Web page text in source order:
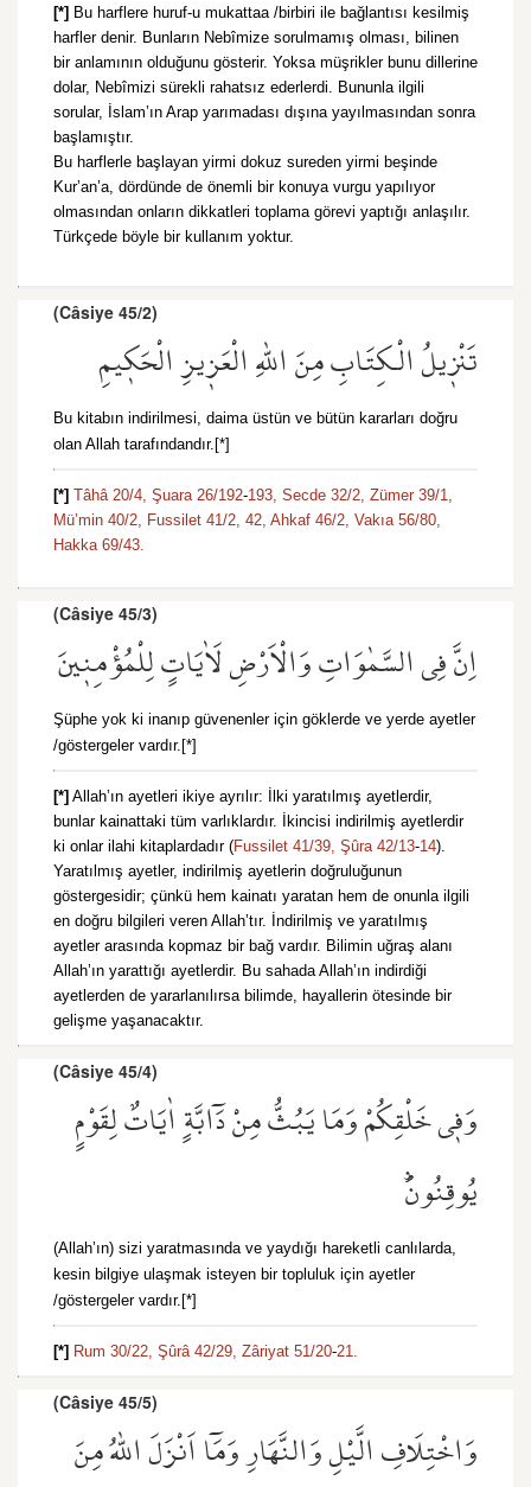
[*] Bu harflere huruf-u mukattaa /birbiri ile bağlantısı kesilmiş
harfler denir. Bunların Nebîmize sorulmamış olması, bilinen
bir anlamının olduğunu gösterir. Yoksa müşrikler bunu dillerine
dolar, Nebîmizi sürekli rahatsız ederlerdi. Bununla ilgili
sorular, İslam’ın Arap yarımadası dışına yayılmasından sonra
başlamıştır.
Bu harflerle başlayan yirmi dokuz sureden yirmi beşinde
Kur’an’a, dördünde de önemli bir konuya vurgu yapılıyor
olmasından onların dikkatleri toplama görevi yaptığı anlaşılır.
Türkçede böyle bir kullanım yoktur.
(Câsiye 45/2)
تَنْز۪يلُ الْكِتَابِ مِنَ اللّٰهِ الْعَز۪يزِ الْحَك۪يمِ
Bu kitabın indirilmesi, daima üstün ve bütün kararları doğru
olan Allah tarafındandır.[*]
[*] Tâhâ 20/4, Şuara 26/192-193, Secde 32/2, Zümer 39/1,
Mü’min 40/2, Fussilet 41/2, 42, Ahkaf 46/2, Vakıa 56/80,
Hakka 69/43.
(Câsiye 45/3)
اِنَّ فِي السَّمٰوَاتِ وَالْاَرْضِ لَاٰيَاتٍ لِلْمُؤْمِن۪ينَ
Şüphe yok ki inanıp güvenenler için göklerde ve yerde ayetler
/göstergeler vardır.[*]
[*] Allah’ın ayetleri ikiye ayrılır: İlki yaratılmış ayetlerdir,
bunlar kainattaki tüm varlıklardır. İkincisi indirilmiş ayetlerdir
ki onlar ilahi kitaplardadır (Fussilet 41/39, Şûra 42/13-14).
Yaratılmış ayetler, indirilmiş ayetlerin doğruluğunun
göstergesidir; çünkü hem kainatı yaratan hem de onunla ilgili
en doğru bilgileri veren Allah’tır. İndirilmiş ve yaratılmış
ayetler arasında kopmaz bir bağ vardır. Bilimin uğraş alanı
Allah’ın yarattığı ayetlerdir. Bu sahada Allah’ın indirdiği
ayetlerden de yararlanılırsa bilimde, hayallerin ötesinde bir
gelişme yaşanacaktır.
(Câsiye 45/4)
وَف۪ي خَلْقِكُمْ وَمَا يَبُثُّ مِنْ دَٓابَّةٍ اٰيَاتٌ لِقَوْمٍ
يُوقِنُونَۜ
(Allah’ın) sizi yaratmasında ve yaydığı hareketli canlılarda,
kesin bilgiye ulaşmak isteyen bir topluluk için ayetler
/göstergeler vardır.[*]
[*] Rum 30/22, Şûrâ 42/29, Zâriyat 51/20-21.
(Câsiye 45/5)
وَاخْتِلَافِ الَّيْلِ وَالنَّهَارِ وَمَٓا اَنْزَلَ اللّٰهُ مِنَ